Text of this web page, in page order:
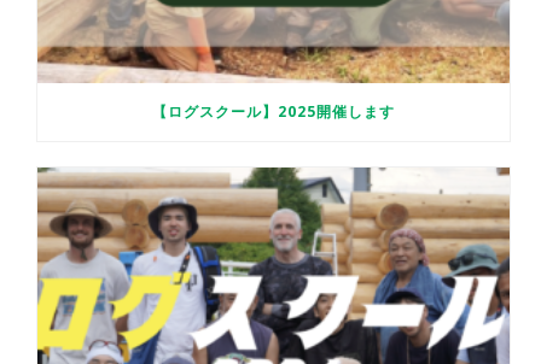
【ログスクール】2025開催します